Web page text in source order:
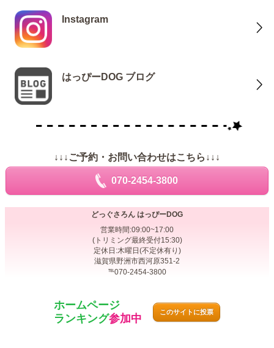
Instagram
はっぴーDOG ブログ
↓↓↓ご予約・お問い合わせはこちら↓↓↓
070-2454-3800
どっぐさろん はっぴーDOG
営業時間:09:00~17:00
(トリミング最終受付15:30)
定休日:木曜日(不定休有り)
滋賀県野洲市西河原351-2
℡070-2454-3800
ホームページ
ランキング参加中
このサイトに投票